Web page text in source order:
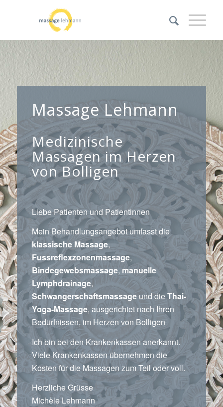
Massage Lehmann
Medizinische
Massagen im Herzen
von Bolligen
Liebe Patienten und Patientinnen
Mein Behandlungsangebot umfasst die
klassische Massage,
Fussreflexzonenmassage,
Bindegewebsmassage, manuelle
Lymphdrainage,
Schwangerschaftsmassage und dieThai-
Yoga-Massage, ausgerichtet nach Ihren
Bedürfnissen, im Herzen von Bolligen
Ich bin bei den Krankenkassen anerkannt.
Viele Krankenkassen übernehmen die
Kosten für die Massagen zum Teil oder voll.
Herzliche Grüsse
Michèle Lehmann